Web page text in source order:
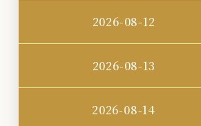
2026-08-12
2026-08-13
2026-08-14